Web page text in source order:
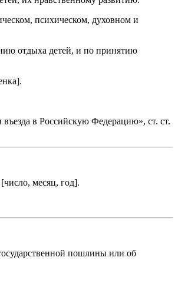
психическом, духовном и
отдыха детей, и по принятию
].
в Российскую Федерацию», ст. ст.
[число, месяц, год].
пошлины или об